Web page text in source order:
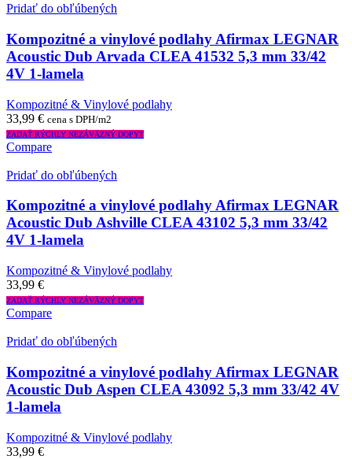
Pridať do obľúbených
Kompozitné a vinylové podlahy Afirmax LEGNAR
Acoustic Dub Arvada CLEA 41532 5,3 mm 33/42
4V 1-lamela
Kompozitné & Vinylové podlahy
33,99 € cena s DPH/m2
ZADAŤ RÝCHLY NEZÁVÄZNÝ DOPYT
Compare
Pridať do obľúbených
Kompozitné a vinylové podlahy Afirmax LEGNAR
Acoustic Dub Ashville CLEA 43102 5,3 mm 33/42
4V 1-lamela
Kompozitné & Vinylové podlahy
33,99 €
ZADAŤ RÝCHLY NEZÁVÄZNÝ DOPYT
Compare
Pridať do obľúbených
Kompozitné a vinylové podlahy Afirmax LEGNAR
Acoustic Dub Aspen CLEA 43092 5,3 mm 33/42 4V
1-lamela
Kompozitné & Vinylové podlahy
33,99 €